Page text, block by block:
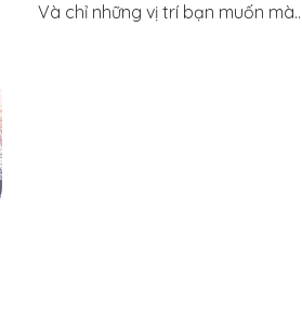
Và chỉ những vị trí bạn muốn mà